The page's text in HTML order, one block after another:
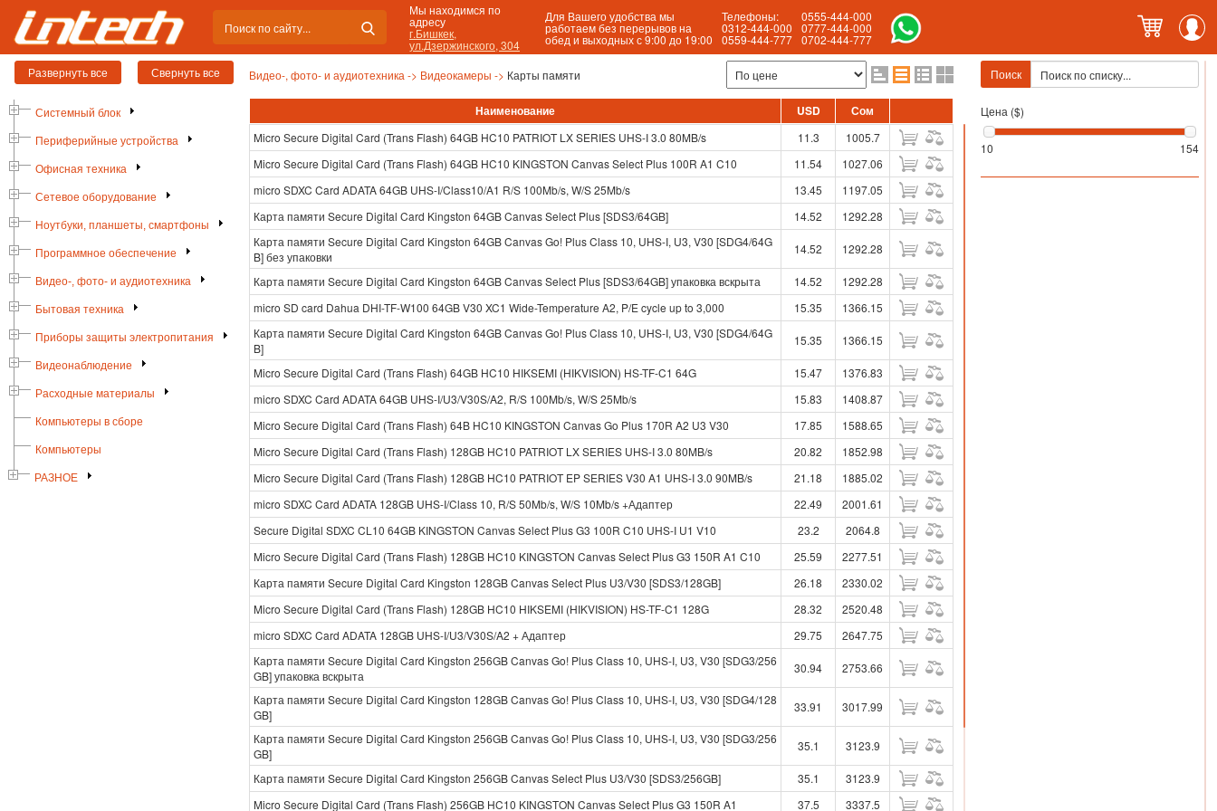
Мы находимся по
адресу
г.Бишкек,
ул.Дзержинского, 304
Для Вашего удобства мы
работаем без перерывов на
обед и выходных с 9:00 до 19:00
Телефоны:
0312-444-000
0559-444-777
0555-444-000
0777-444-000
0702-444-777
Системный блок
Периферийные устройства
Офисная техника
Сетевое оборудование
Ноутбуки, планшеты, смартфоны
Программное обеспечение
Видео-, фото- и аудиотехника
Бытовая техника
Приборы защиты электропитания
Видеонаблюдение
Расходные материалы
Компьютеры в сборе
Компьютеры
РАЗНОЕ
Видео-, фото- и аудиотехника -> Видеокамеры -> Карты памяти
Наименование USD Сом
Micro Secure Digital Card (Trans Flash) 64GB HC10 PATRIOT LX SERIES UHS-I 3.0 80MB/s 11.3
1005.7
Micro Secure Digital Card (Trans Flash) 64GB HC10 KINGSTON Canvas Select Plus 100R A1 C10
11.54
1027.06
micro SDXC Card ADATA 64GB UHS-I/Class10/A1 R/S 100Mb/s, W/S 25Mb/s
13.45
1197.05
Карта памяти Secure Digital Card Kingston 64GB Canvas Select Plus [SDS3/64GB]
14.52
1292.28
Карта памяти Secure Digital Card Kingston 64GB Canvas Go! Plus Class 10, UHS-I, U3, V30 [SDG4/64G
B] без упаковки
14.52 1292.28
Карта памяти Secure Digital Card Kingston 64GB Canvas Select Plus [SDS3/64GB] упаковка вскрыта 14.52
1292.28
micro SD card Dahua DHI-TF-W100 64GB V30 XC1 Wide-Temperature A2, P/E cycle up to 3,000
15.35
1366.15
Карта памяти Secure Digital Card Kingston 64GB Canvas Go! Plus Class 10, UHS-I, U3, V30 [SDG4/64G
B]
15.35 1366.15
Micro Secure Digital Card (Trans Flash) 64GB HC10 HIKSEMI (HIKVISION) HS-TF-C1 64G 15.47
1376.83
micro SDXC Card ADATA 64GB UHS-I/U3/V30S/A2, R/S 100Mb/s, W/S 25Mb/s
15.83
1408.87
Micro Secure Digital Card (Trans Flash) 64B HC10 KINGSTON Canvas Go Plus 170R A2 U3 V30
17.85
1588.65
Micro Secure Digital Card (Trans Flash) 128GB HC10 PATRIOT LX SERIES UHS-I 3.0 80MB/s
20.82
1852.98
Micro Secure Digital Card (Trans Flash) 128GB HC10 PATRIOT EP SERIES V30 A1 UHS-I 3.0 90MB/s
21.18
1885.02
micro SDXC Card ADATA 128GB UHS-I/Class 10, R/S 50Mb/s, W/S 10Mb/s +Адаптер
22.49
2001.61
Secure Digital SDXC CL10 64GB KINGSTON Canvas Select Plus G3 100R C10 UHS-I U1 V10
23.2
2064.8
Micro Secure Digital Card (Trans Flash) 128GB HC10 KINGSTON Canvas Select Plus G3 150R A1 C10
25.59
2277.51
Карта памяти Secure Digital Card Kingston 128GB Canvas Select Plus U3/V30 [SDS3/128GB]
26.18
2330.02
Micro Secure Digital Card (Trans Flash) 128GB HC10 HIKSEMI (HIKVISION) HS-TF-C1 128G
28.32
2520.48
micro SDXC Card ADATA 128GB UHS-I/U3/V30S/A2 + Адаптер
29.75
2647.75
Карта памяти Secure Digital Card Kingston 256GB Canvas Go! Plus Class 10, UHS-I, U3, V30 [SDG3/256
GB] упаковка вскрыта
30.94 2753.66
Карта памяти Secure Digital Card Kingston 128GB Canvas Go! Plus Class 10, UHS-I, U3, V30 [SDG4/128
GB]
33.91 3017.99
Карта памяти Secure Digital Card Kingston 256GB Canvas Go! Plus Class 10, UHS-I, U3, V30 [SDG3/256
GB]
35.1 3123.9
Карта памяти Secure Digital Card Kingston 256GB Canvas Select Plus U3/V30 [SDS3/256GB] 35.1
3123.9
Micro Secure Digital Card (Trans Flash) 256GB HC10 KINGSTON Canvas Select Plus G3 150R A1
37.5 3337.5
Поиск
Цена ($)
10 154